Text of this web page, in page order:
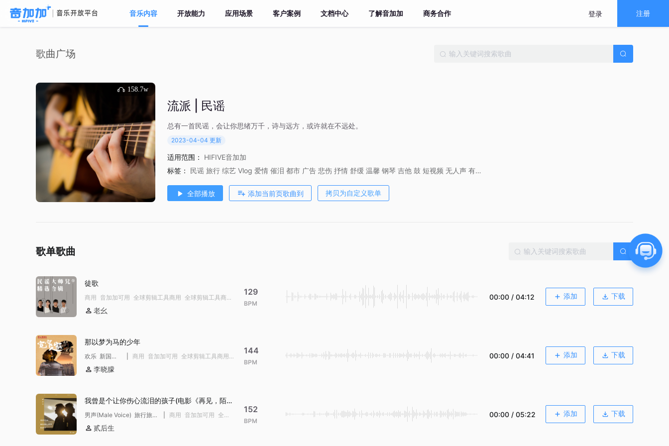
音乐内容 开放能力 应用场景 客户案例 文档中心 了解音加加 商务合作 登录 注册
歌曲广场
158.7w
流派 | 民谣
总有一首民谣，会让你思绪万千，诗与远方，或许就在不远处。
2023-04-04 更新
适用范围：
HIFIVE音加加
标签：
民谣 旅行 综艺 Vlog 爱情 催泪 都市 广告 悲伤 抒情 舒缓 温馨 钢琴 吉他 鼓 短视频 无人声 有人声
全部播放 添加当前页歌曲到 拷贝为自定义歌单
歌单歌曲
徒歌
商用 音加加可用 全球剪辑工具商用 全球剪辑工具商用
YTB不拦截
老幺
129
BPM
00:00 / 04:12 添加 下载
那以梦为马的少年
欢乐 新国
风 民谣 流
商用 音加加可用 全球剪辑工具商用
李晓朦
144
BPM
00:00 / 04:41 添加 下载
我曾是个让你伤心流泪的孩子(电影《再见，陌生
人》主题曲)
男声(Male Voice) 旅行旅
拍 情景剧 时代剧 悲伤
商用 音加加可用 全球
贰后生
152
BPM
00:00 / 05:22 添加 下载